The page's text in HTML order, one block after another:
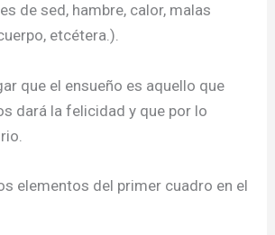
de sed, hambre, calor, malas
etcétera.).
que el ensueño es aquello que
dará la felicidad y que por lo
elementos del primer cuadro en el